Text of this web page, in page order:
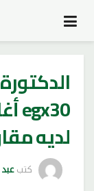
لديه مقاومة
كتب